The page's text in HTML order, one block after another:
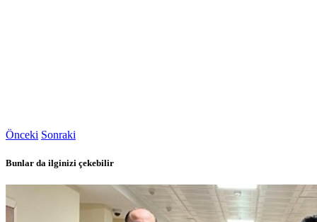
Önceki Sonraki
Bunlar da ilginizi çekebilir